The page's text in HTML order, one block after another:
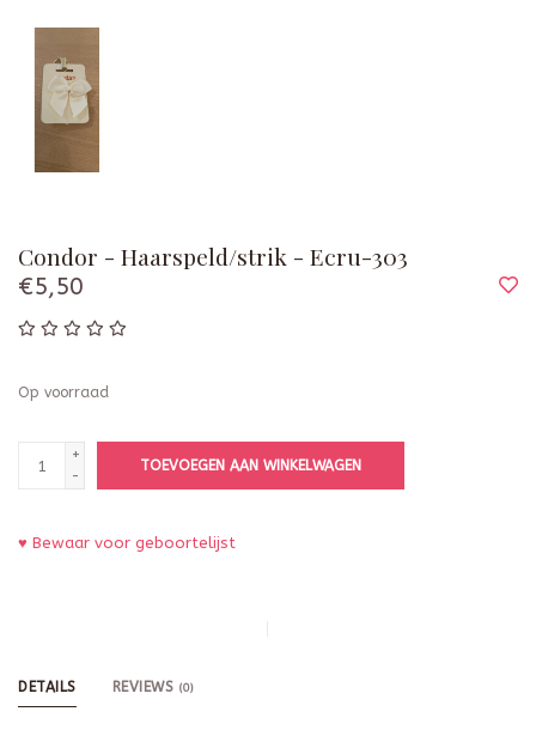
Condor - Haarspeld/strik - Ecru-303
€5,50
Op voorraad
+
-
TOEVOEGEN AAN WINKELWAGEN
♥ Bewaar voor geboortelijst
DETAILS REVIEWS (0)